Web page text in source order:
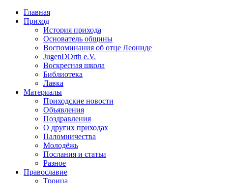
Главная
Приход
История прихода
Основатель общины
Воспоминания об отце Леониде
JugenDOrth e.V.
Воскресная школа
Библиотека
Лавка
Материалы
Приходские новости
Объявления
Поздравления
О других приходах
Паломничества
Молодёжь
Послания и статьи
Разное
Православие
Троица